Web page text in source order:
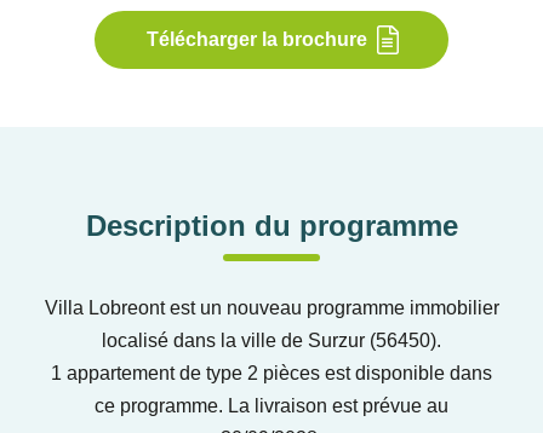
Télécharger la brochure
Description du programme
Villa Lobreont est un nouveau programme immobilier
localisé dans la ville de Surzur (56450).
1 appartement de type 2 pièces est disponible dans
ce programme. La livraison est prévue au